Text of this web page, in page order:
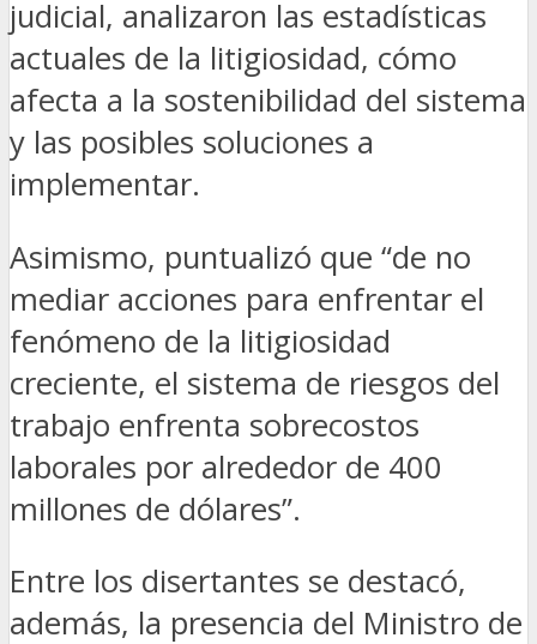
judicial, analizaron las estadísticas
actuales de la litigiosidad, cómo
afecta a la sostenibilidad del sistema
y las posibles soluciones a
implementar.
Asimismo, puntualizó que “de no
mediar acciones para enfrentar el
fenómeno de la litigiosidad
creciente, el sistema de riesgos del
trabajo enfrenta sobrecostos
laborales por alrededor de 400
millones de dólares”.
Entre los disertantes se destacó,
además, la presencia del Ministro de